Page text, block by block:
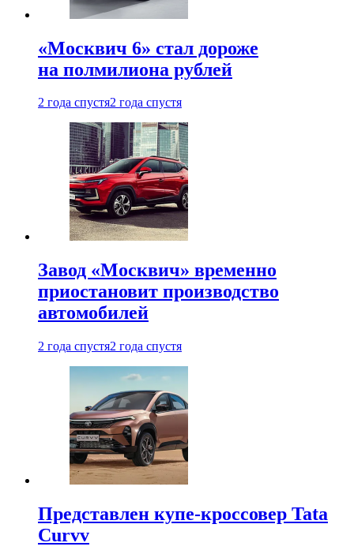
«Москвич 6» стал дороже
на полмилиона рублей
2 года спустя2 года спустя
Завод «Москвич» временно
приостановит производство
автомобилей
2 года спустя2 года спустя
Представлен купе-кроссовер Tata
Curvv